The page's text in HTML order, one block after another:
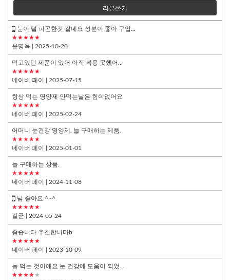
리뷰쓰기
눈이 덜 피곤한것 같네요 성분이 좋아 구압...
★★★★★
윤명옥 | 2025-10-20
먹고있던 제품이 있어 아직 복용 못했어...
★★★★★
네이버 페이 | 2025-07-15
항상 먹는 영양제 안먹는날은 힘이없어요
★★★★★
네이버 페이 | 2025-02-24
어머니 눈건강 영양제. 늘 구매하는 제품.
★★★★★
네이버 페이 | 2025-01-01
늘 구매하는 상품.
★★★★★
네이버 페이 | 2024-11-08
넘 좋아요 ^~^
★★★★★
길군 | 2024-05-24
좋습니다 추천합니다b
★★★★★
네이버 페이 | 2023-10-09
늘 먹는 것이에요 눈 건강에 도움이 되었...
★★★★★